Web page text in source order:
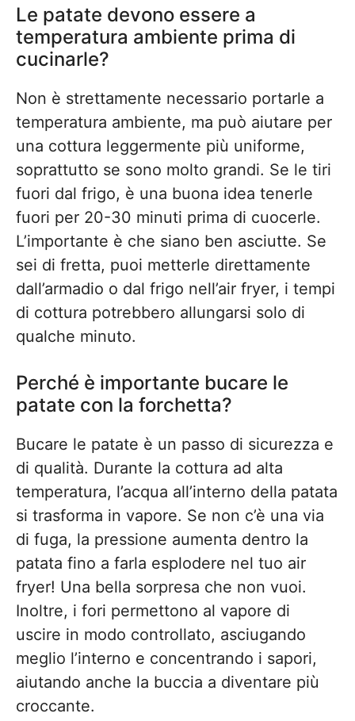
Le patate devono essere a
temperatura ambiente prima di
cucinarle?
Non è strettamente necessario portarle a
temperatura ambiente, ma può aiutare per
una cottura leggermente più uniforme,
soprattutto se sono molto grandi. Se le tiri
fuori dal frigo, è una buona idea tenerle
fuori per 20-30 minuti prima di cuocerle.
L’importante è che siano ben asciutte. Se
sei di fretta, puoi metterle direttamente
dall’armadio o dal frigo nell’air fryer, i tempi
di cottura potrebbero allungarsi solo di
qualche minuto.
Perché è importante bucare le
patate con la forchetta?
Bucare le patate è un passo di sicurezza e
di qualità. Durante la cottura ad alta
temperatura, l’acqua all’interno della patata
si trasforma in vapore. Se non c’è una via
di fuga, la pressione aumenta dentro la
patata fino a farla esplodere nel tuo air
fryer! Una bella sorpresa che non vuoi.
Inoltre, i fori permettono al vapore di
uscire in modo controllato, asciugando
meglio l’interno e concentrando i sapori,
aiutando anche la buccia a diventare più
croccante.